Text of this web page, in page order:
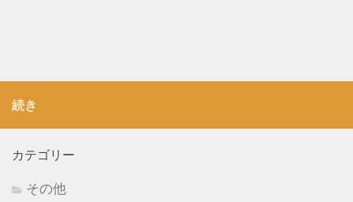
続き
カテゴリー
その他